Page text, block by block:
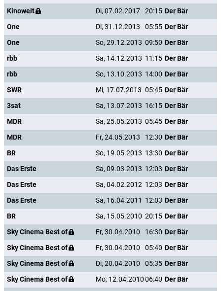
Kinowelt
Di, 07.02.2017 20:15 Der Bär
One
Di, 31.12.2013 05:55 Der Bär
One
So, 29.12.2013 09:50 Der Bär
rbb
Sa, 14.12.2013 11:15 Der Bär
rbb
So, 13.10.2013 14:00 Der Bär
SWR
Mi, 17.07.2013 05:45 Der Bär
3sat
Sa, 13.07.2013 16:15 Der Bär
MDR
Sa, 25.05.2013 05:45 Der Bär
MDR
Fr, 24.05.2013 12:30 Der Bär
BR
So, 19.05.2013 13:30 Der Bär
Das Erste
Sa, 09.03.2013 12:03 Der Bär
Das Erste
Sa, 04.02.2012 12:03 Der Bär
Das Erste
Sa, 16.04.2011 12:03 Der Bär
BR
Sa, 15.05.2010 20:15 Der Bär
Sky Cinema Best of
Fr, 30.04.2010 16:30 Der Bär
Sky Cinema Best of
Fr, 30.04.2010 05:40 Der Bär
Sky Cinema Best of
Di, 20.04.2010 05:35 Der Bär
Sky Cinema Best of
Mo, 12.04.201006:40 Der Bär